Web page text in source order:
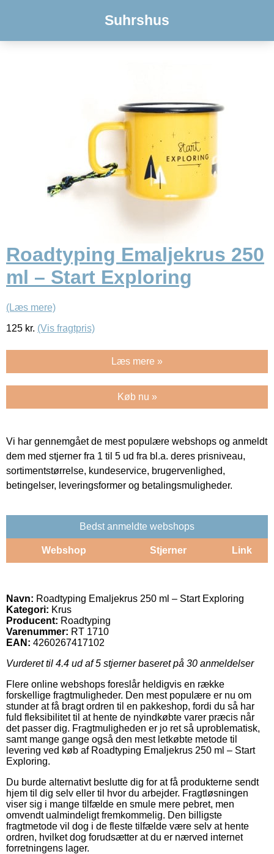
Suhrshus
Roadtyping Emaljekrus 250
ml – Start Exploring
(Læs mere)
125 kr. (Vis fragtpris)
Læs mere »
Køb nu »
Vi har gennemgået de mest populære webshops og anmeldt
dem med stjerner fra 1 til 5 ud fra bl.a. deres prisniveau,
sortimentstørrelse, kundeservice, brugervenlighed,
betingelser, leveringsformer og betalingsmuligheder.
Bedst anmeldte webshops
Webshop Stjerner Link
Navn: Roadtyping Emaljekrus 250 ml – Start Exploring
Kategori: Krus
Producent: Roadtyping
Varenummer: RT 1710
EAN: 4260267417102
Vurderet til 4.4 ud af 5 stjerner baseret på 30 anmeldelser
Flere online webshops foreslår heldigvis en række
forskellige fragtmuligheder. Den mest populære er nu om
stunder at få bragt ordren til en pakkeshop, fordi du så har
fuld fleksibilitet til at hente de nyindkøbte varer præcis når
det passer dig. Fragtmuligheden er jo ret så uproblematisk,
samt mange gange også den mest letkøbte metode til
levering ved køb af Roadtyping Emaljekrus 250 ml – Start
Exploring.
Du burde alternativt beslutte dig for at få produkterne sendt
hjem til dig selv eller til hvor du arbejder. Fragtløsningen
viser sig i mange tilfælde en smule mere pebret, men
omvendt ualmindeligt fremkommelig. Den billigste
fragtmetode vil dog i de fleste tilfælde være selv at hente
ordren, hvilket dog forudsætter at du er nærved internet
forretningens lager.